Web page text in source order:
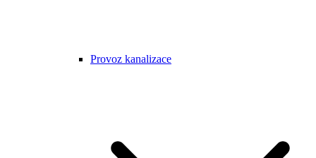
Provoz kanalizace